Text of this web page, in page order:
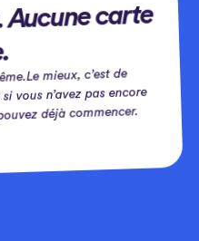
Aucune carte
mieux, c’est de
vous n’avez pas encore
déjà commencer.